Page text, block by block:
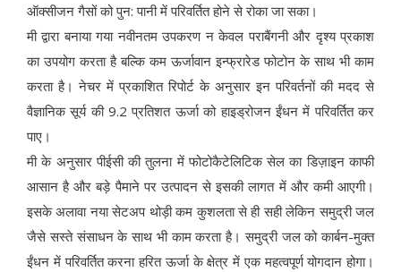
ऑक्सीजन गैसों को पुन: पानी में परिवर्तित होने से रोका जा सका।
मी द्वारा बनाया गया नवीनतम उपकरण न केवल पराबैंगनी और दृश्य प्रकाश
का उपयोग करता है बल्कि कम ऊर्जावान इन्फ्रारेड फोटोन के साथ भी काम
करता है। नेचर में प्रकाशित रिपोर्ट के अनुसार इन परिवर्तनों की मदद से
वैज्ञानिक सूर्य की 9.2 प्रतिशत ऊर्जा को हाइड्रोजन ईंधन में परिवर्तित कर
पाए।
मी के अनुसार पीईसी की तुलना में फोटोकैटेलिटिक सेल का डिज़ाइन काफी
आसान है और बड़े पैमाने पर उत्पादन से इसकी लागत में और कमी आएगी।
इसके अलावा नया सेटअप थोड़ी कम कुशलता से ही सही लेकिन समुद्री जल
जैसे सस्ते संसाधन के साथ भी काम करता है। समुद्री जल को कार्बन-मुक्त
ईंधन में परिवर्तित करना हरित ऊर्जा के क्षेत्र में एक महत्वपूर्ण योगदान होगा।